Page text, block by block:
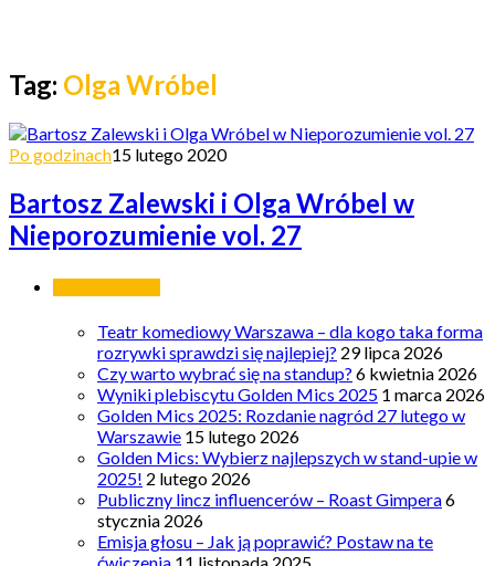
Tag: Olga Wróbel
Po godzinach15 lutego 2020
Bartosz Zalewski i Olga Wróbel w
Nieporozumienie vol. 27
Teatr komediowy Warszawa – dla kogo taka forma
rozrywki sprawdzi się najlepiej? 29 lipca 2026
Czy warto wybrać się na standup? 6 kwietnia 2026
Wyniki plebiscytu Golden Mics 2025 1 marca 2026
Golden Mics 2025: Rozdanie nagród 27 lutego w
Warszawie 15 lutego 2026
Golden Mics: Wybierz najlepszych w stand-upie w
2025! 2 lutego 2026
Publiczny lincz influencerów – Roast Gimpera6
stycznia 2026
Emisja głosu – Jak ją poprawić? Postaw na te